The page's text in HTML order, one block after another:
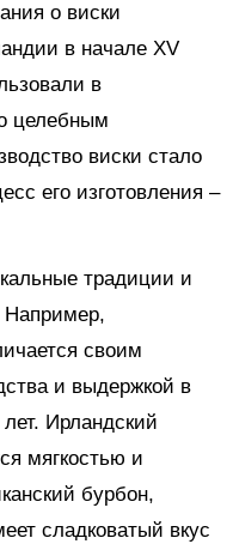
о виски
в начале XV
в
целебным
виски стало
его изготовления –
традиции и
Например,
своим
и выдержкой в
Ирландский
мягкостью и
бурбон,
сладковатый вкус